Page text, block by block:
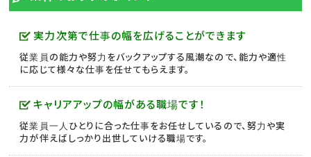
実力次第で仕事の幅を広げることができます
従業員の能力や努力をバックアップする風潮なので、能力や適性
に応じて様々な仕事を任せてもらえます。
キャリアアップの幅がある職場です！
従業員一人ひとりに合った仕事をお任せしているので、努力や実
力が伴えばしっかり出世していける職場です。